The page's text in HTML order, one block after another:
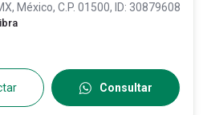
, México, C.P. 01500, ID: 30879608
Consultar